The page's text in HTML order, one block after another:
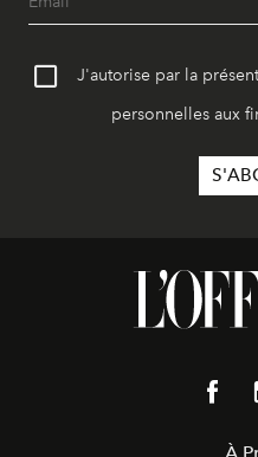
J'autorise par la
personnelles aux